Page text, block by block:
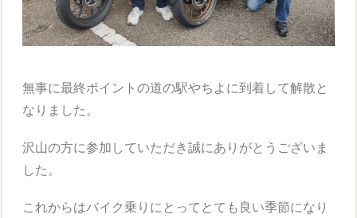
無事に最終ポイントの道の駅やちよに到着して解散と
なりました。
沢山の方に参加していただき誠にありがとうございま
した。
これからはバイク乗りにとってとても良い季節になり